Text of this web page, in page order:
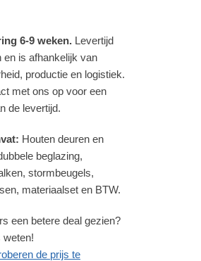
6-9 weken. Levertijd
en is afhankelijk van
productie en logistiek.
met ons op voor een
de levertijd.
Houten deuren en
beglazing,
stormbeugels,
materiaalset en BTW.
een betere deal gezien?
weten!
de prijs te